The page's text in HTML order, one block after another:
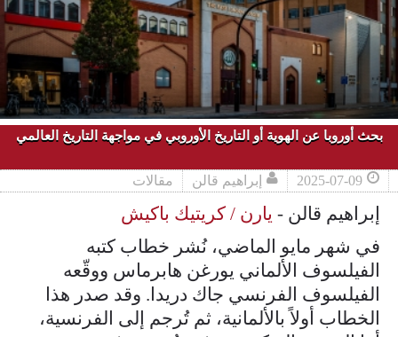
بحث أوروبا عن الهوية أو التاريخ الأوروبي في مواجهة التاريخ العالمي
2025-07-09 إبراهيم قالن مقالات
إبراهيم قالن - يارن / كريتيك باكيش
في شهر مايو الماضي، نُشر خطاب كتبه
الفيلسوف الألماني يورغن هابرماس ووقّعه
الفيلسوف الفرنسي جاك دريدا. وقد صدر هذا
الخطاب أولاً بالألمانية، ثم تُرجم إلى الفرنسية،